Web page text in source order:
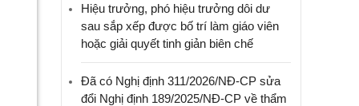
Hiệu trưởng, phó hiệu trưởng dôi dư
sau sắp xếp được bố trí làm giáo viên
hoặc giải quyết tinh giản biên chế
Đã có Nghị định 311/2026/NĐ-CP sửa
đổi Nghị định 189/2025/NĐ-CP về thẩm